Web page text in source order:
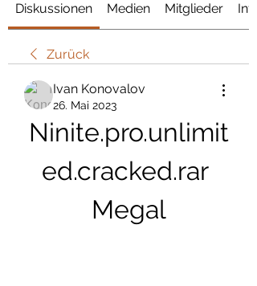
Diskussionen Medien Mitglieder Info
Zurück
Ivan Konovalov
26. Mai 2023
Ninite.pro.unlimit
ed.cracked.rar
Megal